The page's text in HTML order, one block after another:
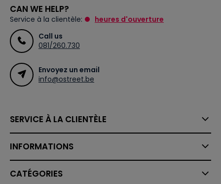
CAN WE HELP?
Service à la clientèle:
heures d'ouverture
Call us
081/260.730
Envoyez un email
info@ostreet.be
SERVICE À LA CLIENTÈLE
INFORMATIONS
CATÉGORIES